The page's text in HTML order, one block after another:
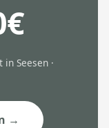
Seesen ·
→